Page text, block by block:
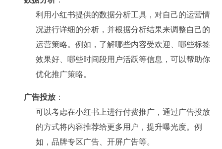
利用小红书提供的数据分析工具，对自己的运营情
况进行详细的分析，并根据分析结果来调整自己的
运营策略。例如，了解哪些内容受欢迎、哪些标签
效果好、哪些时间段用户活跃等信息，可以帮助你
优化推广策略。
广告投放 ：
可以考虑在小红书上进行付费推广，通过广告投放
的方式将内容推荐给更多用户，提升曝光度。例
如，品牌专区广告、开屏广告等。